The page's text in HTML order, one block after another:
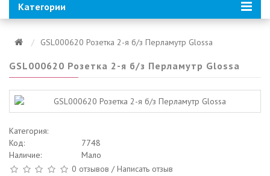
Категории
GSL000620 Розетка 2-я б/з Перламутр Glossa
GSL000620 Розетка 2-я б/з Перламутр Glossa
Категория:
Код:
7748
Наличие:
Мало
0 отзывов /Написать отзыв